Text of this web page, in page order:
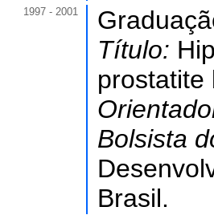
1997 - 2001
Título:
prostatite
Bolsista
Brasil.